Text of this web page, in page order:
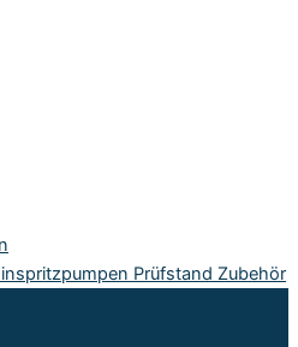
Prüfstand Zubehör